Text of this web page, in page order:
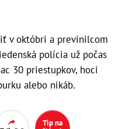
v októbri a previnilcom
polícia už počas
30 priestupkov, hoci
alebo nikáb.
Tip na